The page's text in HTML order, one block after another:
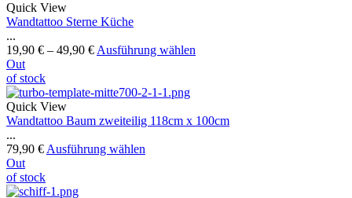
Quick View
Wandtattoo Sterne Küche
...
19,90 € – 49,90 € Ausführung wählen
Out
of stock
Quick View
Wandtattoo Baum zweiteilig 118cm x 100cm
...
79,90 € Ausführung wählen
Out
of stock